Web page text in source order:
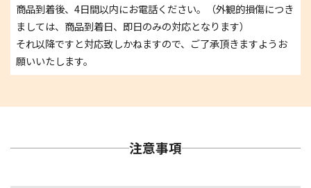
商品到着後、4日間以内にお電話ください。（外観的損傷につき
ましては、商品到着日、即日のみの対応となります）
それ以降ですと対応致しかねますので、ご了承頂きますようお
願いいたします。
注意事項